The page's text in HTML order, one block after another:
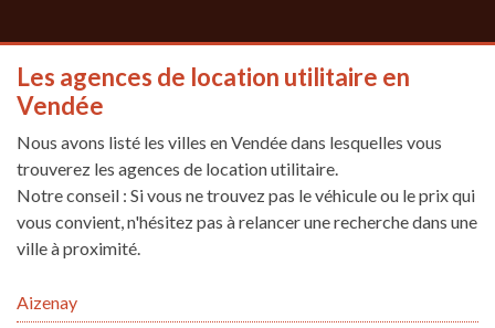
Les agences de location utilitaire en
Vendée
Nous avons listé les villes en Vendée dans lesquelles vous
trouverez les agences de location utilitaire.
Notre conseil : Si vous ne trouvez pas le véhicule ou le prix qui
vous convient, n'hésitez pas à relancer une recherche dans une
ville à proximité.
Aizenay